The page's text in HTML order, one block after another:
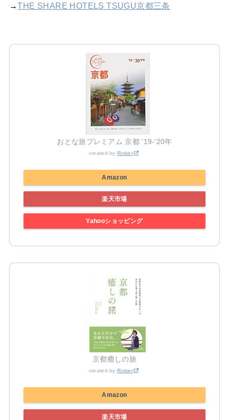
→THE SHARE HOTELS TSUGU京都三条
おとな旅プレミアム 京都 '19-'20年
created byRinker
Amazon
楽天市場
Yahooショッピング
京都癒しの旅
created byRinker
Amazon
楽天市場